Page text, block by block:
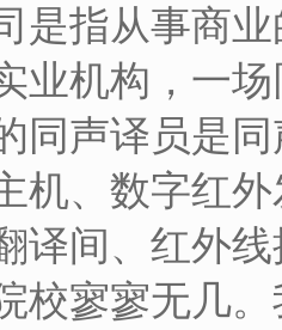
是指从事商
业机构，一
同声译员是
机、数字红
译间、红外
校寥寥无几